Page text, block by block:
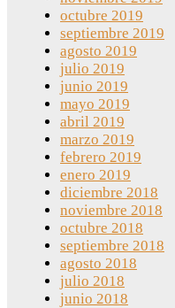
octubre 2019
septiembre 2019
agosto 2019
julio 2019
junio 2019
mayo 2019
abril 2019
marzo 2019
febrero 2019
enero 2019
diciembre 2018
noviembre 2018
octubre 2018
septiembre 2018
agosto 2018
julio 2018
junio 2018